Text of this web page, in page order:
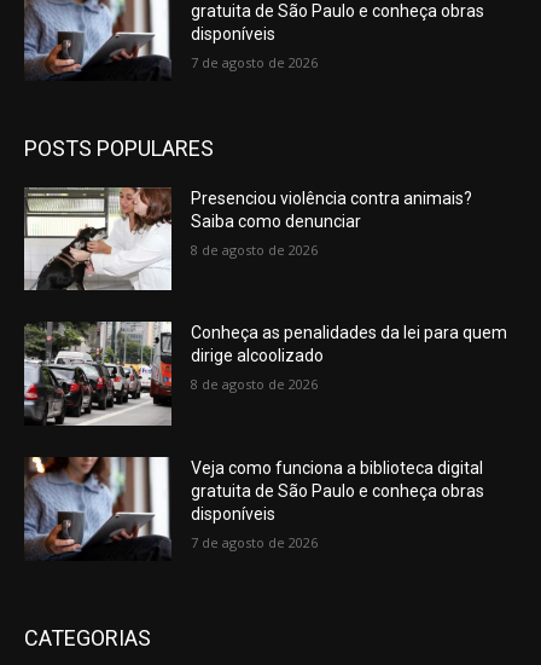
gratuita de São Paulo e conheça obras
disponíveis
7 de agosto de 2026
POSTS POPULARES
Presenciou violência contra animais?
Saiba como denunciar
8 de agosto de 2026
Conheça as penalidades da lei para quem
dirige alcoolizado
8 de agosto de 2026
Veja como funciona a biblioteca digital
gratuita de São Paulo e conheça obras
disponíveis
7 de agosto de 2026
CATEGORIAS